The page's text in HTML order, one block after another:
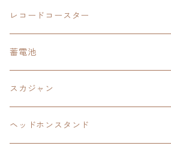
モバイルバッテリー
ワイヤレスモバイルバッテリー
トランプ
カーマグネット
閃の軌跡Ⅱ
トランプ
イースⅨ
手帳型スマホカバー
モバイルバッテリー
零の軌跡：改
碧の軌跡：改
軌跡シリーズ
イースⅧ
東亰ザナドゥ
阪神タイガース
閃の軌跡Ⅲ
イースⅧ
閃の軌跡Ⅲ
閃の軌跡Ⅳ
イースⅨ
日本ファルコム
閃の軌跡Ⅲ
レコードコースター
日本ファルコム
閃の軌跡
蓄電池
スカジャン
サンリオ
ヘッドホンスタンド